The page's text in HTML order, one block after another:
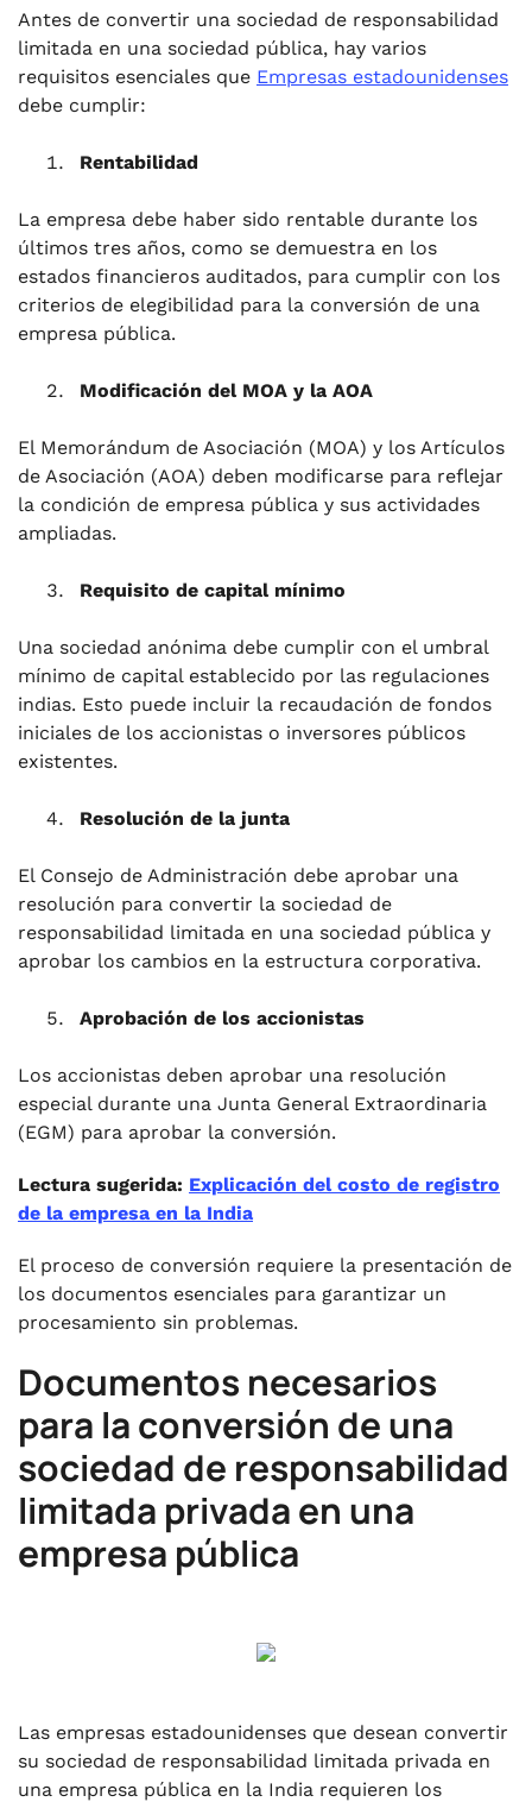
Antes de convertir una sociedad de responsabilidad
limitada en una sociedad pública, hay varios
requisitos esenciales que Empresas estadounidenses
debe cumplir:
Rentabilidad
La empresa debe haber sido rentable durante los
últimos tres años, como se demuestra en los
estados financieros auditados, para cumplir con los
criterios de elegibilidad para la conversión de una
empresa pública.
Modificación del MOA y la AOA
El Memorándum de Asociación (MOA) y los Artículos
de Asociación (AOA) deben modificarse para reflejar
la condición de empresa pública y sus actividades
ampliadas.
Requisito de capital mínimo
Una sociedad anónima debe cumplir con el umbral
mínimo de capital establecido por las regulaciones
indias. Esto puede incluir la recaudación de fondos
iniciales de los accionistas o inversores públicos
existentes.
Resolución de la junta
El Consejo de Administración debe aprobar una
resolución para convertir la sociedad de
responsabilidad limitada en una sociedad pública y
aprobar los cambios en la estructura corporativa.
Aprobación de los accionistas
Los accionistas deben aprobar una resolución
especial durante una Junta General Extraordinaria
(EGM) para aprobar la conversión.
Lectura sugerida: Explicación del costo de registro
de la empresa en la India
El proceso de conversión requiere la presentación de
los documentos esenciales para garantizar un
procesamiento sin problemas.
Documentos necesarios
para la conversión de una
sociedad de responsabilidad
limitada privada en una
empresa pública
Las empresas estadounidenses que desean convertir
su sociedad de responsabilidad limitada privada en
una empresa pública en la India requieren los